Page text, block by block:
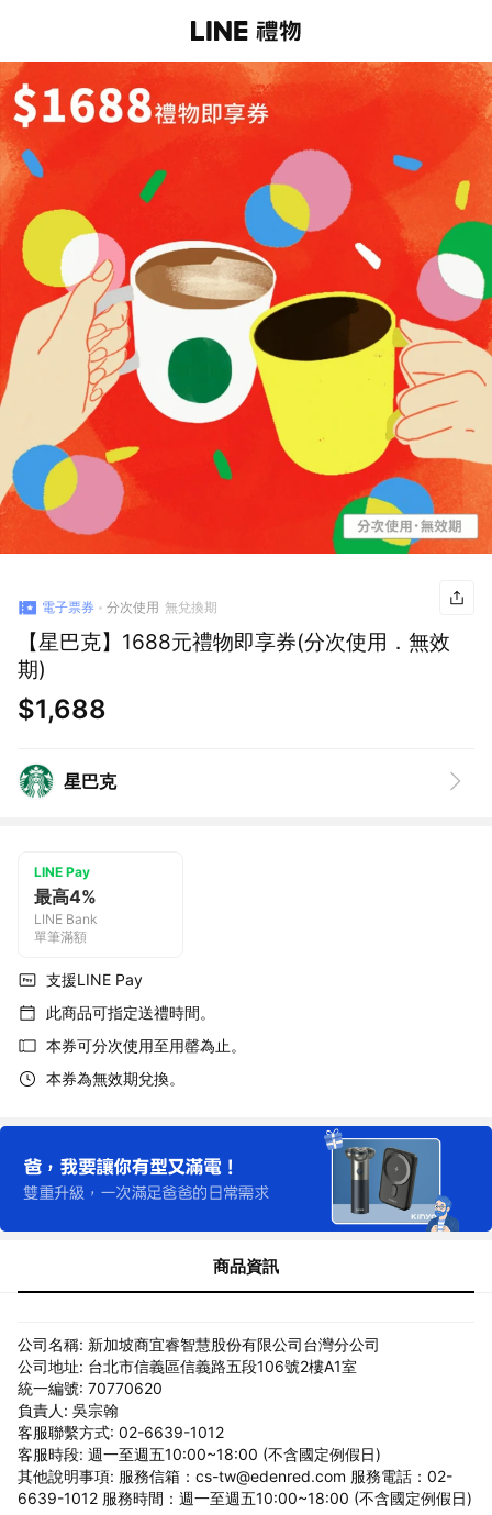
電子票券 分次使用 無兌換期
【星巴克】1688元禮物即享券(分次使用．無效
期)
$1,688
星巴克
LINE Pay
最高4%
LINE Bank
單筆滿額
支援LINE Pay
此商品可指定送禮時間。
本券可分次使用至用罄為止。
本券為無效期兌換。
商品資訊
公司名稱: 新加坡商宜睿智慧股份有限公司台灣分公司
公司地址: 台北市信義區信義路五段106號2樓A1室
統一編號: 70770620
負責人: 吳宗翰
客服聯繫方式: 02-6639-1012
客服時段: 週一至週五10:00~18:00 (不含國定例假日)
其他說明事項: 服務信箱：cs-tw@edenred.com 服務電話：02-
6639-1012 服務時間：週一至週五10:00~18:00 (不含國定例假日)